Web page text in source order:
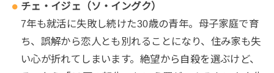
チェ・イジェ（ソ・イングク）
7年も就活に失敗し続けた30歳の青年。母子家庭で育
ち、誤解から恋人とも別れることになり、住み家も失
い心が折れてしまいます。絶望から自殺を選ぶけど、